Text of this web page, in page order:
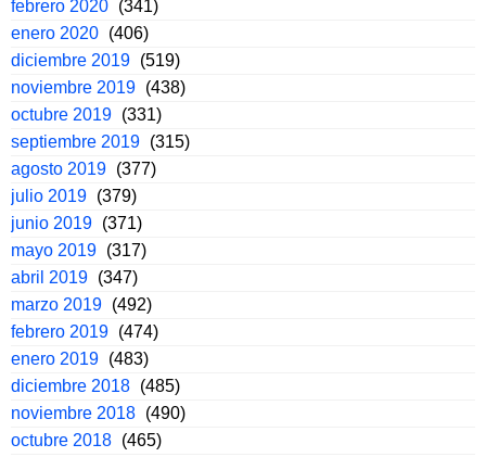
febrero 2020 (341)
enero 2020 (406)
diciembre 2019 (519)
noviembre 2019 (438)
octubre 2019 (331)
septiembre 2019 (315)
agosto 2019 (377)
julio 2019 (379)
junio 2019 (371)
mayo 2019 (317)
abril 2019 (347)
marzo 2019 (492)
febrero 2019 (474)
enero 2019 (483)
diciembre 2018 (485)
noviembre 2018 (490)
octubre 2018 (465)